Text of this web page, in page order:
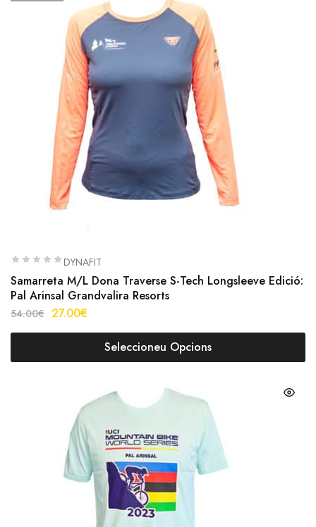
DYNAFIT
Samarreta M/L Dona Traverse S-Tech Longsleeve Edició:
Pal Arinsal Grandvalira Resorts
54.00€ 27.00€
Seleccioneu Opcions